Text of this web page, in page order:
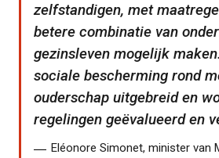
zelfstandigen, met
betere combinatie van
gezinsleven mogelijk
sociale bescherming rond
ouderschap uitgebreid en
regelingen geëvalueerd en
Eléonore Simonet, minister van